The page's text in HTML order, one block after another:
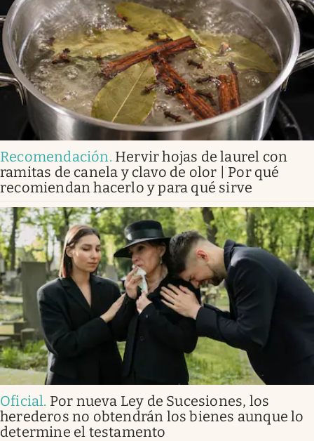
Recomendación. Hervir hojas de laurel con
ramitas de canela y clavo de olor | Por qué
recomiendan hacerlo y para qué sirve
Oficial. Por nueva Ley de Sucesiones, los
herederos no obtendrán los bienes aunque lo
determine el testamento